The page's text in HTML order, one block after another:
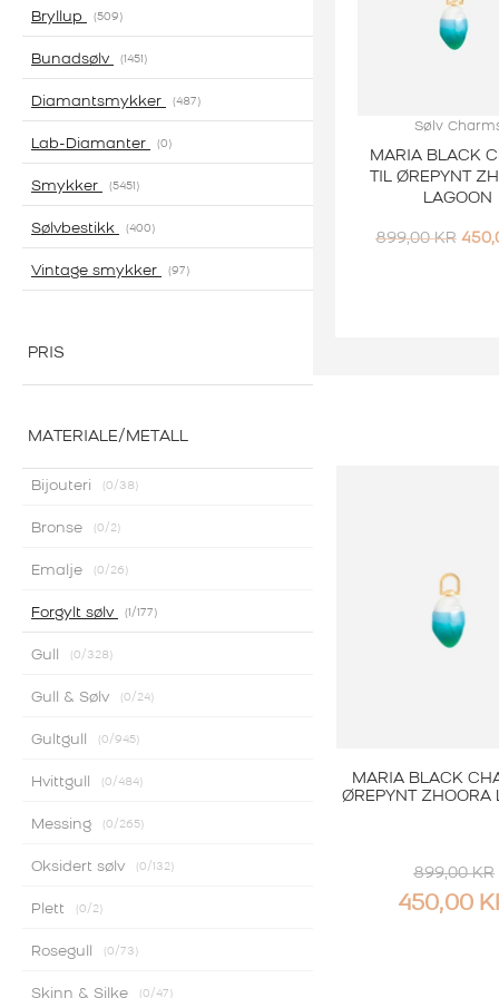
Bryllup 509
Bunadsølv 1451
Diamantsmykker 487
Lab-Diamanter 0
Smykker 5451
Sølvbestikk 400
Vintage smykker 97
PRIS
MATERIALE/METALL
Bijouteri 0/38
Bronse 0/2
Emalje 0/26
Forgylt sølv 1/177
Gull 0/328
Gull & Sølv 0/24
Gultgull 0/945
Hvittgull 0/484
Messing 0/265
Oksidert sølv 0/132
Plett 0/2
Rosegull 0/73
Skinn & Silke 0/47
Sølv
MARIA BLACK
TIL ØREPYNT
LAGOON
899,00KR
MARIA BLACK
ØREPYNT ZHOORA
899,00KR
450,00